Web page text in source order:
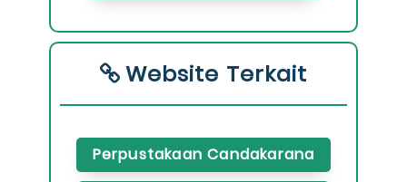
Website Terkait
Perpustakaan Candakarana